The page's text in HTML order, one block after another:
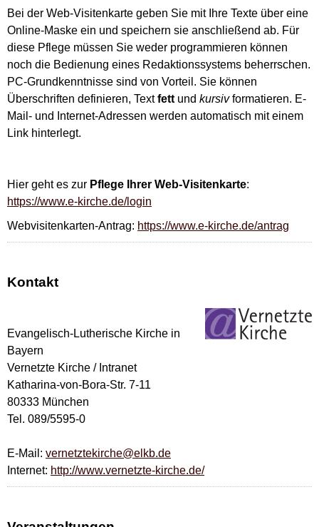
Bei der Web-Visitenkarte geben Sie mit Ihre Texte über eine
Online-Maske ein und speichern sie anschließend ab. Für
diese Pflege müssen Sie weder programmieren können
noch die Bedienung eines Redaktionssystems beherrschen.
PC-Grundkenntnisse sind von Vorteil. Sie können
Überschriften definieren, Textfett und kursivformatieren. E-
Mail- und Internet-Adressen werden automatisch mit einem
Link hinterlegt.
Hier geht es zur Pflege Ihrer Web-Visitenkarte:
https://www.e-kirche.de/login
Webvisitenkarten-Antrag: https://www.e-kirche.de/antrag
Kontakt
Evangelisch-Lutherische Kirche in
Bayern
Vernetzte Kirche / Intranet
Katharina-von-Bora-Str. 7-11
80333 München
Tel. 089/5595-0
E-Mail: vernetztekirche@elkb.de
Internet: http://www.vernetzte-kirche.de/